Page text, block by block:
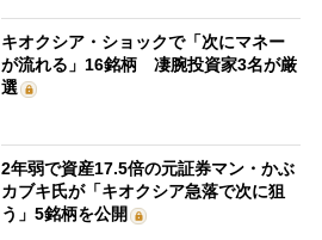
キオクシア・ショックで「次にマネー
が流れる」16銘柄 凄腕投資家3名が厳
選
2年弱で資産17.5倍の元証券マン・かぶ
カブキ氏が「キオクシア急落で次に狙
う」5銘柄を公開